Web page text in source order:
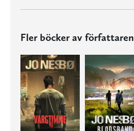
Fler böcker av författaren